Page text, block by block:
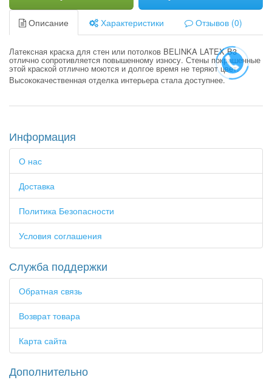
Описание Характеристики Отзывов (0)
Латексная краска для стен или потолков BELINKA LATEX B3
отлично сопротивляется повышенному износу. Стены покрашенные
этой краской отлично моются и долгое время не теряют цвет.
Высококачественная отделка интерьера стала доступнее.
Информация
О нас
Доставка
Политика Безопасности
Условия соглашения
Служба поддержки
Обратная связь
Возврат товара
Карта сайта
Дополнительно